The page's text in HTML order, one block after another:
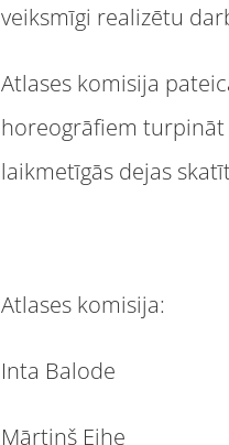
veiksmīgi realizētu
Atlases komisija
horeogrāfiem turpināt
laikmetīgās dejas
Atlases komisija:
Inta Balode
Mārtiņš Eihe